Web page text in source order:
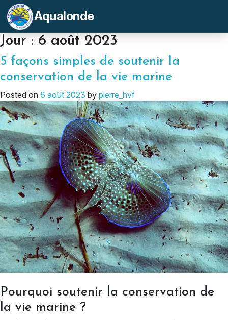
Aqualonde
Jour : 6 août 2023
5 façons simples de soutenir la
conservation de la vie marine
Posted on 6 août 2023 by pierre_hvf
Pourquoi soutenir la conservation de
la vie marine ?